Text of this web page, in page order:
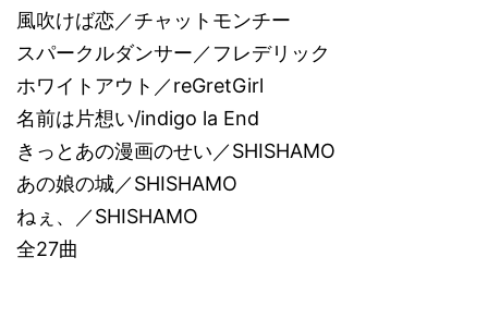
風吹けば恋／チャットモンチー
スパークルダンサー／フレデリック
ホワイトアウト／reGretGirl
名前は片想い/indigo la End
きっとあの漫画のせい／SHISHAMO
あの娘の城／SHISHAMO
ねぇ、／SHISHAMO
全27曲